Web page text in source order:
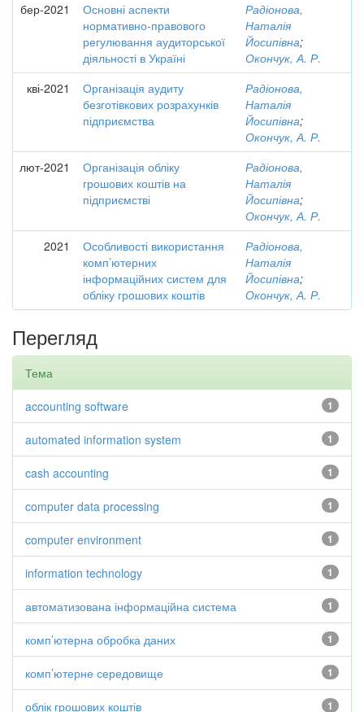
бер-2021
Основні аспекти
нормативно-правового
регулювання аудиторської
діяльності в Україні
Радіонова,
Наталія
Йосипівна;
Окончук, А. Р.
кві-2021
Організація аудиту
безготівкових розрахунків
підприємства
Радіонова,
Наталія
Йосипівна;
Окончук, А. Р.
лют-2021
Організація обліку
грошових коштів на
підприємстві
Радіонова,
Наталія
Йосипівна;
Окончук, А. Р.
2021
Особливості використання
комп’ютерних
інформаційних систем для
обліку грошових коштів
Радіонова,
Наталія
Йосипівна;
Окончук, А. Р.
Перегляд
Тема
1
accounting software
1
automated information system
1
cash accounting
1
computer data processing
1
computer environment
1
information technology
1
автоматизована інформаційна система
1
комп’ютерна обробка даних
1
комп’ютерне середовище
1
облік грошових коштів